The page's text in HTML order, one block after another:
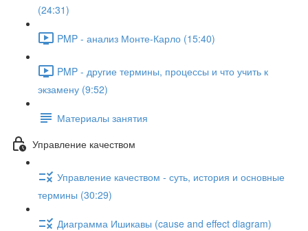
(24:31)
PMP - анализ Монте-Карло (15:40)
PMP - другие термины, процессы и что учить к
экзамену (9:52)
Материалы занятия
Управление качеством
Управление качеством - суть, история и основные
термины (30:29)
Диаграмма Ишикавы (cause and effect diagram)